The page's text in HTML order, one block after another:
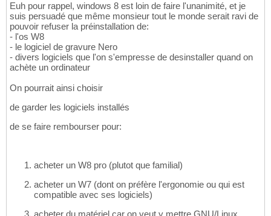
Euh pour rappel, windows 8 est loin de faire l'unanimité, et je
suis persuadé que même monsieur tout le monde serait ravi de
pouvoir refuser la préinstallation de:
- l'os W8
- le logiciel de gravure Nero
- divers logiciels que l'on s'empresse de desinstaller quand on
achète un ordinateur
On pourrait ainsi choisir
de garder les logiciels installés
de se faire rembourser pour:
acheter un W8 pro (plutot que familial)
acheter un W7 (dont on préfère l'ergonomie ou qui est
compatible avec ses logiciels)